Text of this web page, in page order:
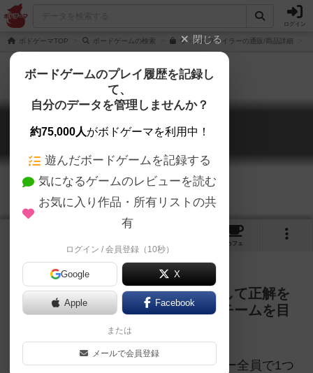
ログイン
ボドゲーマTOP ボードゲームの検索 ザ・プロファイラーの通販/商品詳細
ザ・プロファイラー
Profiler
カフェ
プレイヤー全員で協力して、分析して正解を
導き出し、至高のプロファイラーチームを目
「ザ・プロファイラー」は、プレイヤー全員で1つ
閉じる
ボードゲームのプレイ履歴を記録し
て、
自分のデータを管理しませんか？
約75,000人がボドゲーマを利用中！
遊んだボードゲームを記録する
気になるゲームのレビューを読む
お気に入り作品・所有リストの共
有
ログイン / 会員登録（10秒）
Google X
Apple Facebook
または
メールで会員登録